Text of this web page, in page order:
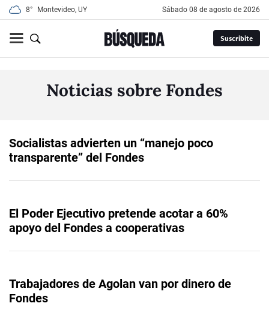
8° Montevideo, UY sábado 08 de agosto de 2026
Suscribite
Noticias sobre Fondes
Socialistas advierten un “manejo poco
transparente” del Fondes
El Poder Ejecutivo pretende acotar a 60%
apoyo del Fondes a cooperativas
Trabajadores de Agolan van por dinero de
Fondes